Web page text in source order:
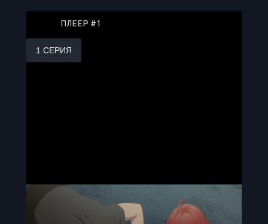
ПЛЕЕР #1